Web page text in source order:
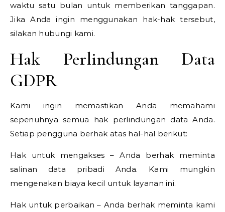
waktu satu bulan untuk memberikan tanggapan.
Jika Anda ingin menggunakan hak-hak tersebut,
silakan hubungi kami.
Hak Perlindungan Data
GDPR
Kami ingin memastikan Anda memahami
sepenuhnya semua hak perlindungan data Anda.
Setiap pengguna berhak atas hal-hal berikut:
Hak untuk mengakses – Anda berhak meminta
salinan data pribadi Anda. Kami mungkin
mengenakan biaya kecil untuk layanan ini.
Hak untuk perbaikan – Anda berhak meminta kami